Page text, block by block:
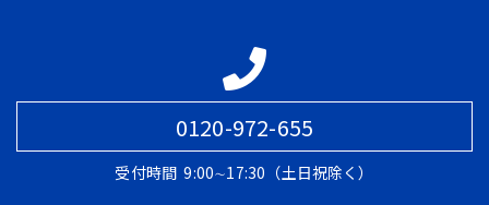
0120-972-655
受付時間 9:00∼17:30（土日祝除く）